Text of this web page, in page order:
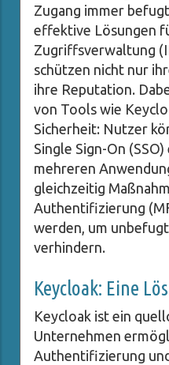
Zugang immer
effektive Lösungen
Zugriffsverwaltung
schützen nicht nur
ihre Reputation.
von Tools wie
Sicherheit: Nutzer
Single Sign-On
mehreren
gleichzeitig
Authentifizierung
werden, um
verhindern.
Keycloak: Eine
Keycloak ist ein
Unternehmen
Authentifizierung